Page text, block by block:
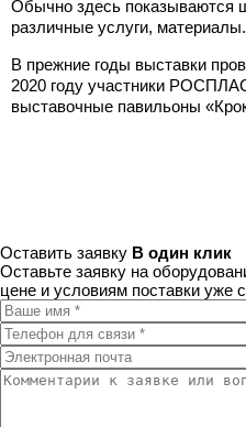
Обычно здесь показываются
различные услуги, материалы.
В прежние годы выставки
2020 году участники
выставочные павильоны
Оставить заявку В один клик
Оставьте заявку на
цене и условиям поставки уже
Ваше имя*
Телефон для связи
Электронная почта
Комментарии к заявке или